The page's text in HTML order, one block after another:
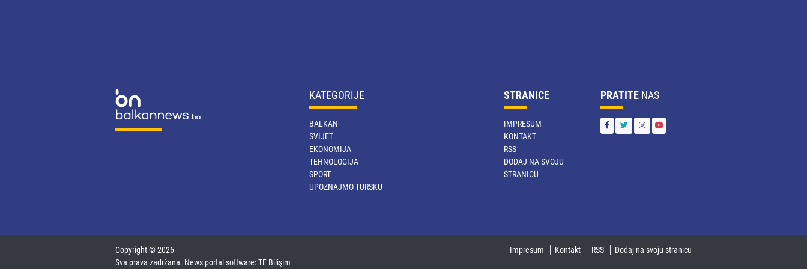
KATEGORIJE
BALKAN
SVIJET
EKONOMIJA
TEHNOLOGIJA
SPORT
UPOZNAJMO TURSKU
STRANICE
IMPRESUM
KONTAKT
RSS
DODAJ NA SVOJU
STRANICU
PRATITE NAS
Copyright © 2026
Sva prava zadržana. News portal software:TE Bilişim
Impresum Kontakt RSS Dodaj na svoju stranicu